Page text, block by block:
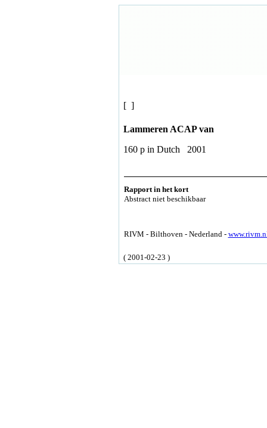
[ ]
Lammeren ACAP van
160 p in Dutch 2001
Rapport in het kort
Abstract niet beschikbaar
RIVM - Bilthoven - Nederland -
( 2001-02-23 )